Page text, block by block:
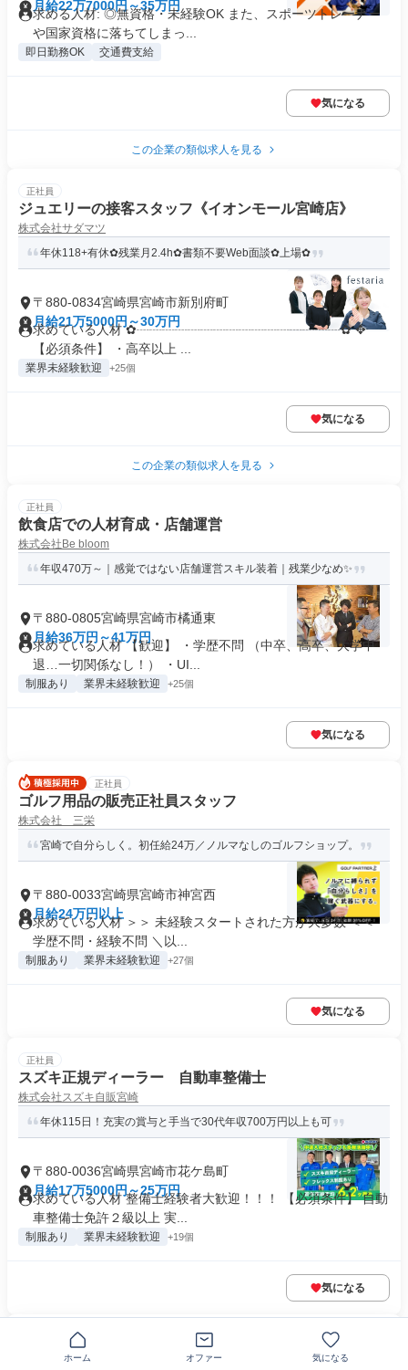
月給22万7000円～35万円
求める人材: ◎無資格・未経験OK また、スポーツトレーナー
や国家資格に落ちてしまっ...
即日勤務OK 交通費支給
気になる
この企業の類似求人を見る
正社員
ジュエリーの接客スタッフ《イオンモール宮崎店》
株式会社サダマツ
年休118+有休✿残業月2.4h✿書類不要Web面談✿上場✿
〒880-0834宮崎県宮崎市新別府町
月給21万5000円～30万円
求めている人材 ✿┈┈┈┈┈┈┈┈┈┈┈┈┈┈┈┈✿ ✥
【必須条件】 ・高卒以上 ...
業界未経験歓迎 +25個
気になる
この企業の類似求人を見る
正社員
飲食店での人材育成・店舗運営
株式会社Be bloom
年収470万～｜感覚ではない店舗運営スキル装着｜残業少なめ✨
〒880-0805宮崎県宮崎市橘通東
月給36万円～41万円
求めている人材 【歓迎】 ・学歴不問 （中卒、高卒、大学中
退…一切関係なし！） ・UI...
制服あり 業界未経験歓迎 +25個
気になる
正社員
ゴルフ用品の販売正社員スタッフ
株式会社 三栄
宮崎で自分らしく。初任給24万／ノルマなしのゴルフショップ。
〒880-0033宮崎県宮崎市神宮西
月給24万円以上
求めている人材 ＞＞ 未経験スタートされた方が大多数 ＜＜
学歴不問・経験不問 ＼以...
制服あり 業界未経験歓迎 +27個
気になる
正社員
スズキ正規ディーラー 自動車整備士
株式会社スズキ自販宮崎
年休115日！充実の賞与と手当で30代年収700万円以上も可
〒880-0036宮崎県宮崎市花ケ島町
月給17万5000円～25万円
求めている人材 整備士経験者大歓迎！！！ 【必須条件】 自動
車整備士免許２級以上 実...
制服あり 業界未経験歓迎 +19個
気になる
正社員
インサイドセールス(コールセンタースタッフ)
ホーム オファー 気になる